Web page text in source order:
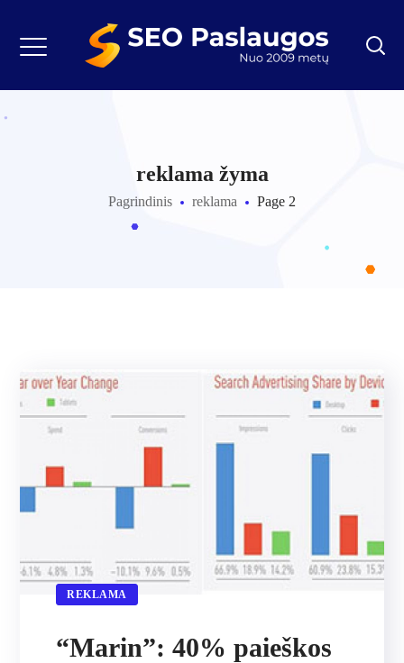
reklama žyma
Pagrindinis reklama Page 2
REKLAMA
“Marin”: 40% paieškos